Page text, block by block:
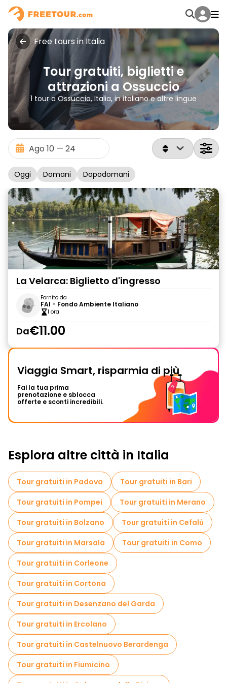
Free tours in Italia
Tour gratuiti, biglietti e
attrazioni a Ossuccio
1 tour a Ossuccio, Italia, in italiano e altre lingue
Oggi Domani Dopodomani
La Velarca: Biglietto d'ingresso
Fornito da
FAI - Fondo Ambiente Italiano
1 ora
Da€11.00
Viaggia Smart, risparmia di più
Fai la tua prima
prenotazione e sblocca
offerte e sconti incredibili.
Esplora altre città in Italia
Tour gratuiti in Padova
Tour gratuiti in Bari
Tour gratuiti in Pompei
Tour gratuiti in Merano
Tour gratuiti in Bolzano
Tour gratuiti in Cefalù
Tour gratuiti in Marsala
Tour gratuiti in Como
Tour gratuiti in Corleone
Tour gratuiti in Cortona
Tour gratuiti in Desenzano del Garda
Tour gratuiti in Ercolano
Tour gratuiti in Castelnuovo Berardenga
Tour gratuiti in Fiumicino